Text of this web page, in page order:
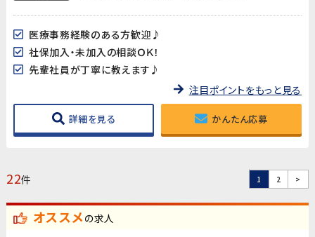
医療事務経験のある方歓迎♪
社保加入・未加入の相談ＯＫ！
先輩社員が丁寧に教えます♪
注目ポイントをもっと見る
詳細を見る かんたん応募
22件 1 2 >
オススメの求人